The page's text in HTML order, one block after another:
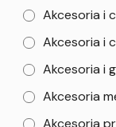
Akcesoria i
Akcesoria i
Akcesoria i
Akcesoria
Akcesoria